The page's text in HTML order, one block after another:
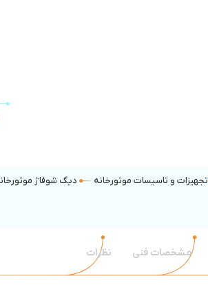
تجهیزات و تاسیسات موتورخانه دیگ شوفاژ
مشخصات فنی نظرات